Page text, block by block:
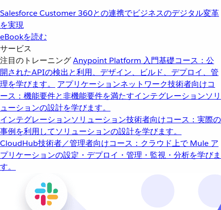
Salesforce Customer 360との連携でビジネスのデジタル変革
を実現
eBookを読む
サービス
注目のトレーニングAnypoint Platform 入門基礎コース：公
開されたAPIの検出と利用、デザイン、ビルド、デプロイ、管
理を学びます。
アプリケーションネットワーク技術者向けコ
ース：機能要件と非機能要件を満たすインテグレーションソリ
ューションの設計を学びます。
インテグレーションソリューション技術者向けコース：実際の
事例を利用してソリューションの設計を学びます。
CloudHub技術者／管理者向けコース：クラウド上で Mule ア
プリケーションの設定・デプロイ・管理・監視・分析を学びま
す。